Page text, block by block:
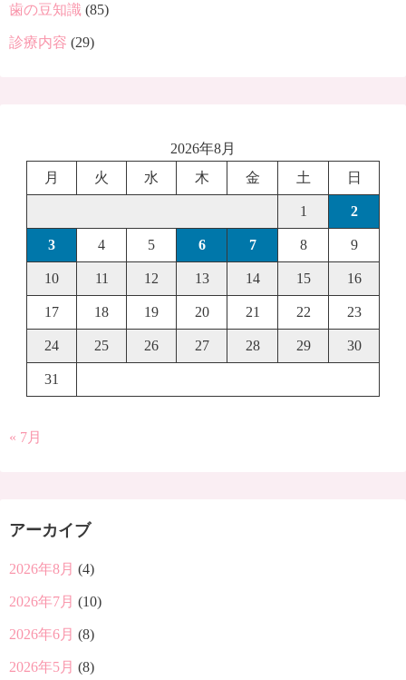
歯の豆知識 (85)
診療内容 (29)
2026年8月
月
火 水 木 金 土 日
1 2
3 4 5 6 7 8 9
10 11 12 13 14 15 16
17 18 19 20 21 22 23
24 25 26 27 28 29 30
31
« 7月
アーカイブ
2026年8月 (4)
2026年7月 (10)
2026年6月 (8)
2026年5月 (8)